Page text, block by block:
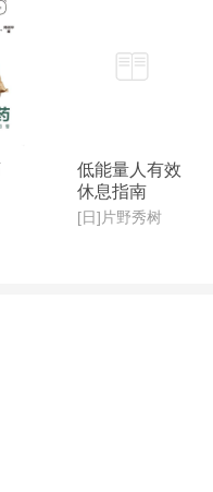
低能量人有效
休息指南
[日]片野秀树